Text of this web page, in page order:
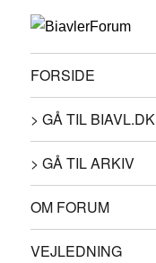
FORSIDE
> GÅ TIL BIAVL.DK
> GÅ TIL ARKIV
OM FORUM
VEJLEDNING